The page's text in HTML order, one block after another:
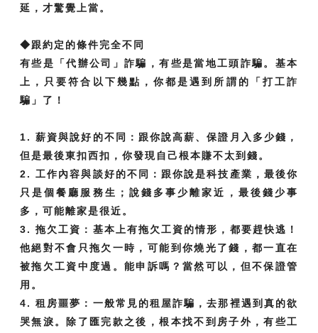
延，才驚覺上當。
◆跟約定的條件完全不同
有些是「代辦公司」詐騙，有些是當地工頭詐騙。基本
上，只要符合以下幾點，你都是遇到所謂的「打工詐
騙」了！
1. 薪資與說好的不同：跟你說高薪、保證月入多少錢，
但是最後東扣西扣，你發現自己根本賺不太到錢。
2. 工作內容與談好的不同：跟你說是科技產業，最後你
只是個餐廳服務生；說錢多事少離家近，最後錢少事
多，可能離家是很近。
3. 拖欠工資：基本上有拖欠工資的情形，都要趕快逃！
他絕對不會只拖欠一時，可能到你燒光了錢，都一直在
被拖欠工資中度過。能申訴嗎？當然可以，但不保證管
用。
4. 租房噩夢：一般常見的租屋詐騙，去那裡遇到真的欲
哭無淚。除了匯完款之後，根本找不到房子外，有些工